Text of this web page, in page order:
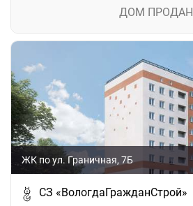
ДОМ ПРОДАН
ЖК по ул. Граничная, 7Б
СЗ «ВологдаГражданСтрой»